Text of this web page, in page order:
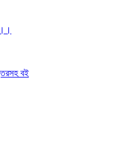
বই